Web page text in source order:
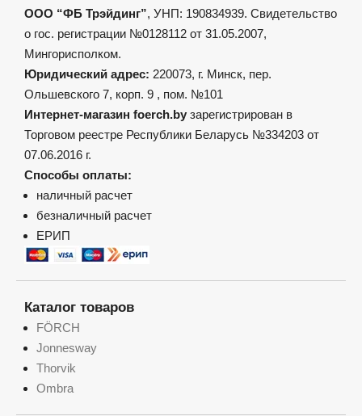
ООО “ФБ Трэйдинг”, УНП: 190834939. Свидетельство
о гос. регистрации №0128112 от 31.05.2007,
Мингорисполком.
Юридический адрес: 220073, г. Минск, пер.
Ольшевского 7, корп. 9 , пом. №101
Интернет-магазин foerch.by зарегистрирован в
Торговом реестре Республики Беларусь №334203 от
07.06.2016 г.
Способы оплаты:
наличный расчет
безналичный расчет
ЕРИП
Каталог товаров
FÖRCH
Jonnesway
Thorvik
Ombra